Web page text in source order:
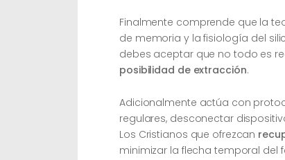
Finalmente comprende que la
de memoria y la fisiología del
debes aceptar que no todo es
posibilidad de extracción.
Adicionalmente actúa con
regulares, desconectar
Los Cristianos que ofrezcan
minimizar la flecha temporal del